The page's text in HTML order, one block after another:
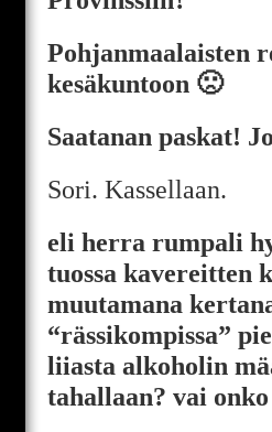
Pohjanmaalaisten
kesäkuntoon 🙁
Saatanan paskat!
Sori. Kassellaan.
eli herra rumpali
tuossa kavereitten
muutamana
“rässikompissa”
liiasta alkoholin
tahallaan? vai